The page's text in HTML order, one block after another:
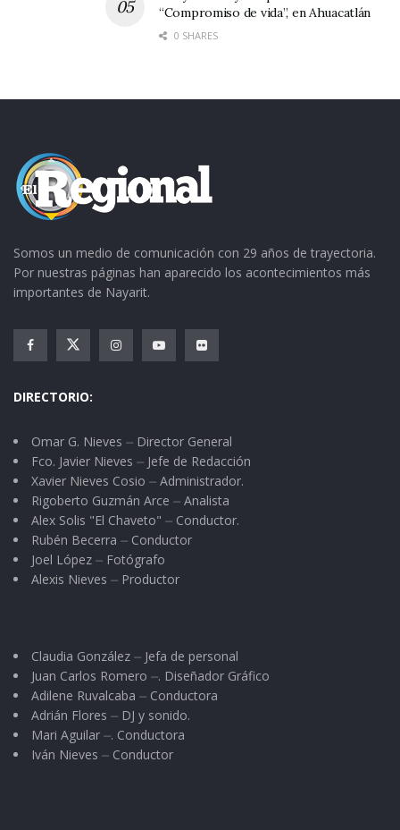
“Compromiso de vida”, en Ahuacatlán
0 SHARES
Somos un medio de comunicación con 29 años de trayectoria.
Por nuestras páginas han aparecido los acontecimientos más
importantes de Nayarit.
DIRECTORIO:
Omar G. Nieves ⏤ Director General
Fco. Javier Nieves ⏤ Jefe de Redacción
Xavier Nieves Cosio ⏤ Administrador.
Rigoberto Guzmán Arce ⏤ Analista
Alex Solis "El Chaveto" ⏤ Conductor.
Rubén Becerra ⏤ Conductor
Joel López ⏤ Fotógrafo
Alexis Nieves ⏤ Productor
Claudia González ⏤ Jefa de personal
Juan Carlos Romero ⏤. Diseñador Gráfico
Adilene Ruvalcaba ⏤ Conductora
Adrián Flores ⏤ DJ y sonido.
Mari Aguilar ⏤. Conductora
Iván Nieves ⏤ Conductor